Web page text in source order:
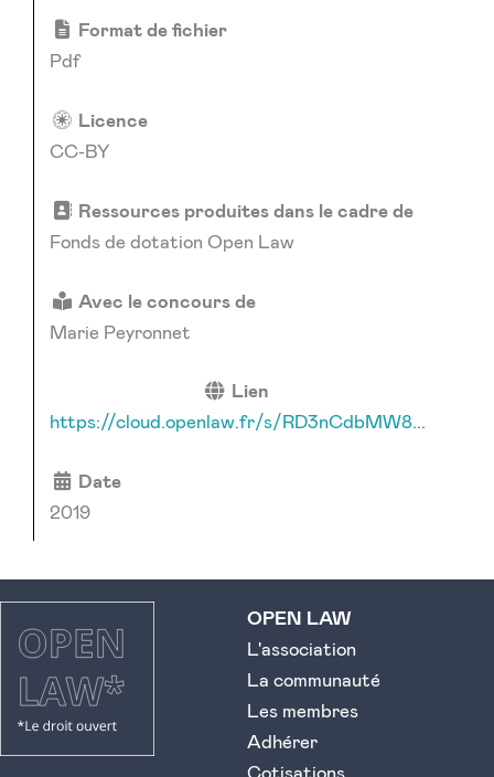
Format de fichier
Pdf
Licence
CC-BY
Ressources produites dans le cadre de
Fonds de dotation Open Law
Avec le concours de
Marie Peyronnet
Lien
https://cloud.openlaw.fr/s/RD3nCdbMW8...
Date
2019
OPEN LAW
L'association
La communauté
Les membres
Adhérer
Cotisations